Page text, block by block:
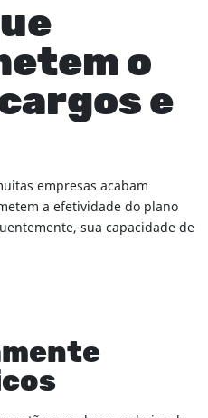
o
e
empresas acabam
a efetividade do plano
sua capacidade de